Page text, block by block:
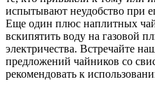
испытывают неудобство при
Еще один плюс наплитных
вскипятить воду на газовой
электричества. Встречайте
предложений чайников со
рекомендовать к